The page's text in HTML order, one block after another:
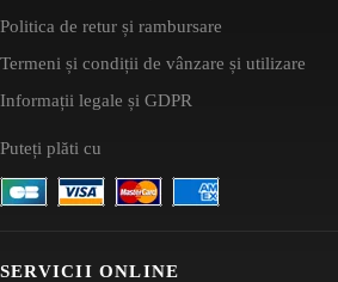
Politica de retur și rambursare
Termeni și condiții de vânzare și utilizare
Informații legale și GDPR
Puteți plăti cu
SERVICII ONLINE